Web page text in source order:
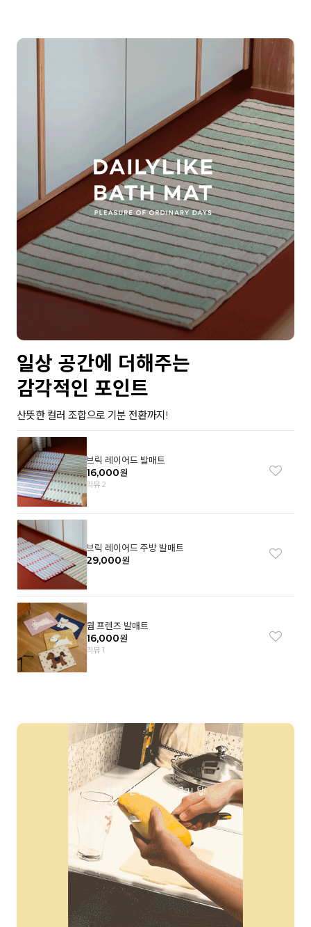
일상 공간에 더해주는
감각적인 포인트
산뜻한 컬러 조합으로 기분 전환까지!
브릭 레이어드 발매트
16,000원
리뷰 2
브릭 레이어드 주방 발매트
29,000원
웜 프렌즈 발매트
16,000원
리뷰 1